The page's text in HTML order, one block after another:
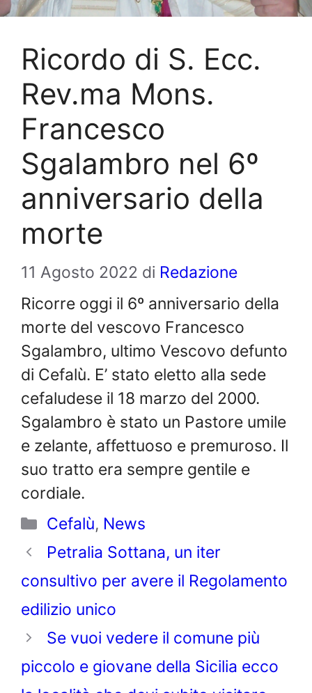
Ricordo di S. Ecc.
Rev.ma Mons.
Francesco
Sgalambro nel 6º
anniversario della
morte
11 Agosto 2022 di Redazione
Ricorre oggi il 6º anniversario della
morte del vescovo Francesco
Sgalambro, ultimo Vescovo defunto
di Cefalù. E’ stato eletto alla sede
cefaludese il 18 marzo del 2000.
Sgalambro è stato un Pastore umile
e zelante, affettuoso e premuroso. Il
suo tratto era sempre gentile e
cordiale.
Categorie
Cefalù, News
Petralia Sottana, un iter
consultivo per avere il Regolamento
edilizio unico
Se vuoi vedere il comune più
piccolo e giovane della Sicilia ecco